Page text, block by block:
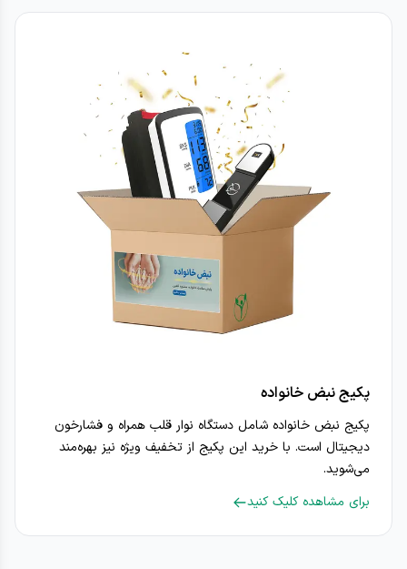
پکیج نبض خانواده
پکیج نبض خانواده شامل دستگاه نوار قلب همراه و فشارخون
دیجیتال است. با خرید این پکیج از تخفیف ویژه نیز بهره‌مند
می‌شوید.
برای مشاهده کلیک کنید